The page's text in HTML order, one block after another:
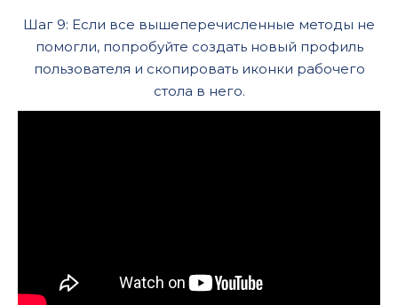
Шаг 9: Если все вышеперечисленные методы не
помогли, попробуйте создать новый профиль
пользователя и скопировать иконки рабочего
стола в него.